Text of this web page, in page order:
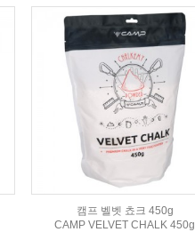
캠프 벨벳 쵸크 450g
CAMP VELVET CHALK 450g